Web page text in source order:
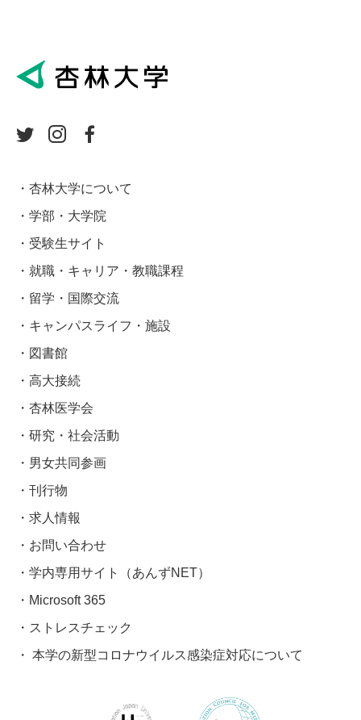
杏林大学について
学部・大学院
受験生サイト
就職・キャリア・教職課程
留学・国際交流
キャンパスライフ・施設
図書館
高大接続
杏林医学会
研究・社会活動
男女共同参画
刊行物
求人情報
お問い合わせ
学内専用サイト（あんずNET）
Microsoft 365
ストレスチェック
本学の新型コロナウイルス感染症対応について